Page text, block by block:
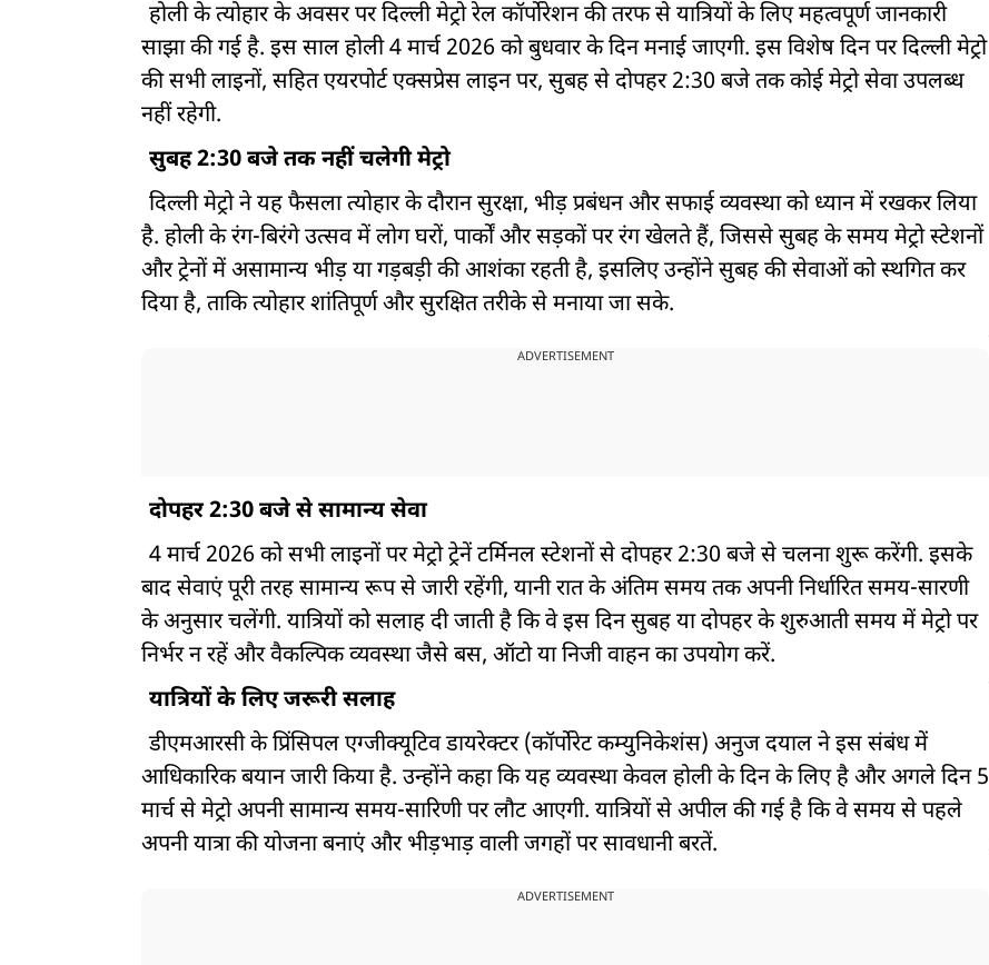
होली के त्योहार के अवसर पर दिल्ली मेट्रो रेल कॉर्पोरेशन की तरफ से यात्रियों के लिए महत्वपूर्ण जानकारी
साझा की गई है. इस साल होली 4 मार्च 2026 को बुधवार के दिन मनाई जाएगी. इस विशेष दिन पर दिल्ली मेट्रो
की सभी लाइनों, सहित एयरपोर्ट एक्सप्रेस लाइन पर, सुबह से दोपहर 2:30 बजे तक कोई मेट्रो सेवा उपलब्ध
नहीं रहेगी.
सुबह 2:30 बजे तक नहीं चलेगी मेट्रो
दिल्ली मेट्रो ने यह फैसला त्योहार के दौरान सुरक्षा, भीड़ प्रबंधन और सफाई व्यवस्था को ध्यान में रखकर लिया
है. होली के रंग-बिरंगे उत्सव में लोग घरों, पार्कों और सड़कों पर रंग खेलते हैं, जिससे सुबह के समय मेट्रो स्टेशनों
और ट्रेनों में असामान्य भीड़ या गड़बड़ी की आशंका रहती है, इसलिए उन्होंने सुबह की सेवाओं को स्थगित कर
दिया है, ताकि त्योहार शांतिपूर्ण और सुरक्षित तरीके से मनाया जा सके.
ADVERTISEMENT
दोपहर 2:30 बजे से सामान्य सेवा
4 मार्च 2026 को सभी लाइनों पर मेट्रो ट्रेनें टर्मिनल स्टेशनों से दोपहर 2:30 बजे से चलना शुरू करेंगी. इसके
बाद सेवाएं पूरी तरह सामान्य रूप से जारी रहेंगी, यानी रात के अंतिम समय तक अपनी निर्धारित समय-सारणी
के अनुसार चलेंगी. यात्रियों को सलाह दी जाती है कि वे इस दिन सुबह या दोपहर के शुरुआती समय में मेट्रो पर
निर्भर न रहें और वैकल्पिक व्यवस्था जैसे बस, ऑटो या निजी वाहन का उपयोग करें.
यात्रियों के लिए जरूरी सलाह
डीएमआरसी के प्रिंसिपल एग्जीक्यूटिव डायरेक्टर (कॉर्पोरेट कम्युनिकेशंस) अनुज दयाल ने इस संबंध में
आधिकारिक बयान जारी किया है. उन्होंने कहा कि यह व्यवस्था केवल होली के दिन के लिए है और अगले दिन 5
मार्च से मेट्रो अपनी सामान्य समय-सारिणी पर लौट आएगी. यात्रियों से अपील की गई है कि वे समय से पहले
अपनी यात्रा की योजना बनाएं और भीड़भाड़ वाली जगहों पर सावधानी बरतें.
ADVERTISEMENT